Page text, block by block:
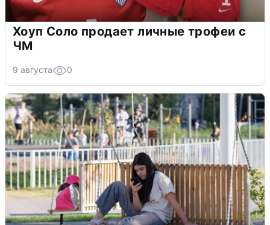
Хоуп Соло продает личные трофеи с
ЧМ
9 августа 0